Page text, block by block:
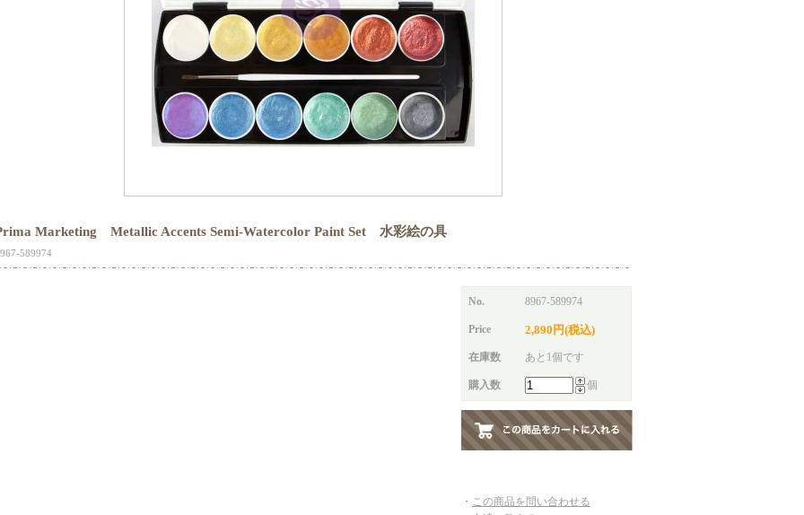
Marketing Metallic Accents Semi-Watercolor Paint Set 水彩絵の具
589974
No. 8967-589974
Price 2,890円(税込)
在庫数 あと1個です
購入数 個
・ この商品を問い合わせる